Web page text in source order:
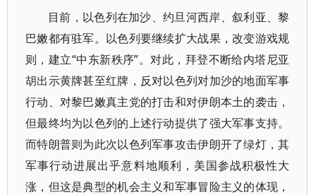
目前，以色列在加沙、约旦河西岸、叙利亚、黎
巴嫩都有驻军。以色列要继续扩大战果，改变游戏规
则，建立“中东新秩序”。对此，拜登不断给内塔尼亚
胡出示黄牌甚至红牌，反对以色列对加沙的地面军事
行动、对黎巴嫩真主党的打击和对伊朗本土的袭击，
但最终均为以色列的上述行动提供了强大军事支持。
而特朗普则为此次以色列军事攻击伊朗开了绿灯，其
军事行动进展出乎意料地顺利，美国参战积极性大
涨，但这是典型的机会主义和军事冒险主义的体现，